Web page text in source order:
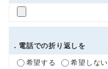
. 電話での折り返しを
希望する 希望しない